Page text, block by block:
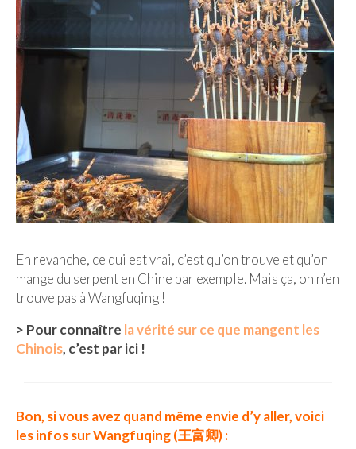
En revanche, ce qui est vrai, c’est qu’on trouve et qu’on
mange du serpent en Chine par exemple. Mais ça, on n’en
trouve pas à Wangfuqing !
> Pour connaître la vérité sur ce que mangent les
Chinois, c’est par ici !
Bon, si vous avez quand même envie d’y aller, voici
les infos sur Wangfuqing (王富卿) :